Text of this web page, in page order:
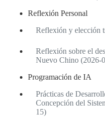
Reflexión Personal
Reflexión y elección
Reflexión sobre el
Nuevo Chino (2026-
Programación de IA
Prácticas de
Concepción del
15)